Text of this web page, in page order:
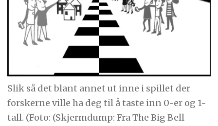
Slik så det blant annet ut inne i spillet der
forskerne ville ha deg til å taste inn 0-er og 1-
tall. (Foto: (Skjermdump: Fra The Big Bell